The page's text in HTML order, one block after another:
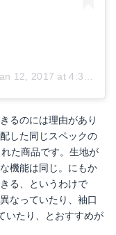
12, 2017 at 4:32pm PST
るのには理由があり
した同じスペックの
た商品です。生地が
機能は同じ。にもか
る、というわけで
なっていたり、袖口
いたり、とおすすめが